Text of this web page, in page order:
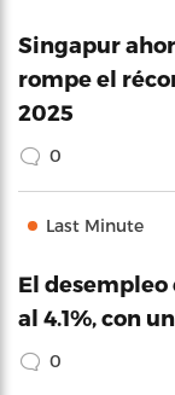
Singapur
rompe el
2025
0
Last Minute
El desempleo
al 4.1%, con
0